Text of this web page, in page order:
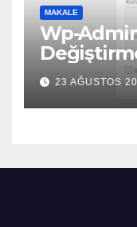
MAKALE
Wp-
23 AĞUSTOS